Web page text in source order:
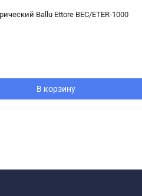
Ballu Ettore BEC/ETER-1000
В корзину